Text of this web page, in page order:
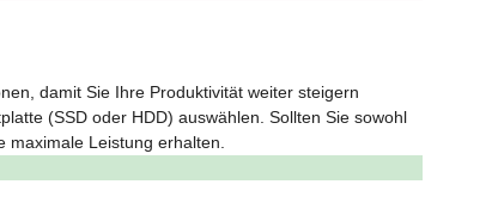
damit Sie Ihre Produktivität weiter steigern
(SSD oder HDD) auswählen. Sollten Sie sowohl
maximale Leistung erhalten.